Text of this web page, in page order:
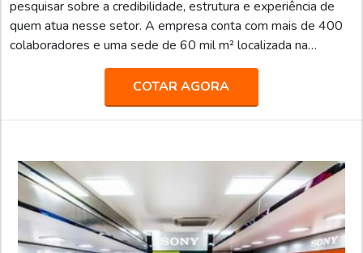
pesquisar sobre a credibilidade, estrutura e experiência de
quem atua nesse setor. A empresa conta com mais de 400
colaboradores e uma sede de 60 mil m² localizada na
Rodovia Presidente Dutra, no bairro Bonsucesso, em
Guarulhos (SP).MAIS INFORMAÇÕES SOBRE O
PRODUTOPara atender e se adaptar às demandas, a
Truckvan possui um portfólio bem versátil de unidades
capacitação profissional, serviç
COTAR AGORA